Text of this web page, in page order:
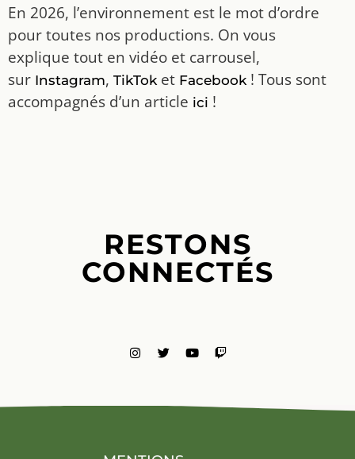
En 2026, l’environnement est le mot d’ordre
pour toutes nos productions. On vous
explique tout en vidéo et carrousel,
sur Instagram, TikToket Facebook! Tous sont
accompagnés d’un article ici !
RESTONS
CONNECTÉS